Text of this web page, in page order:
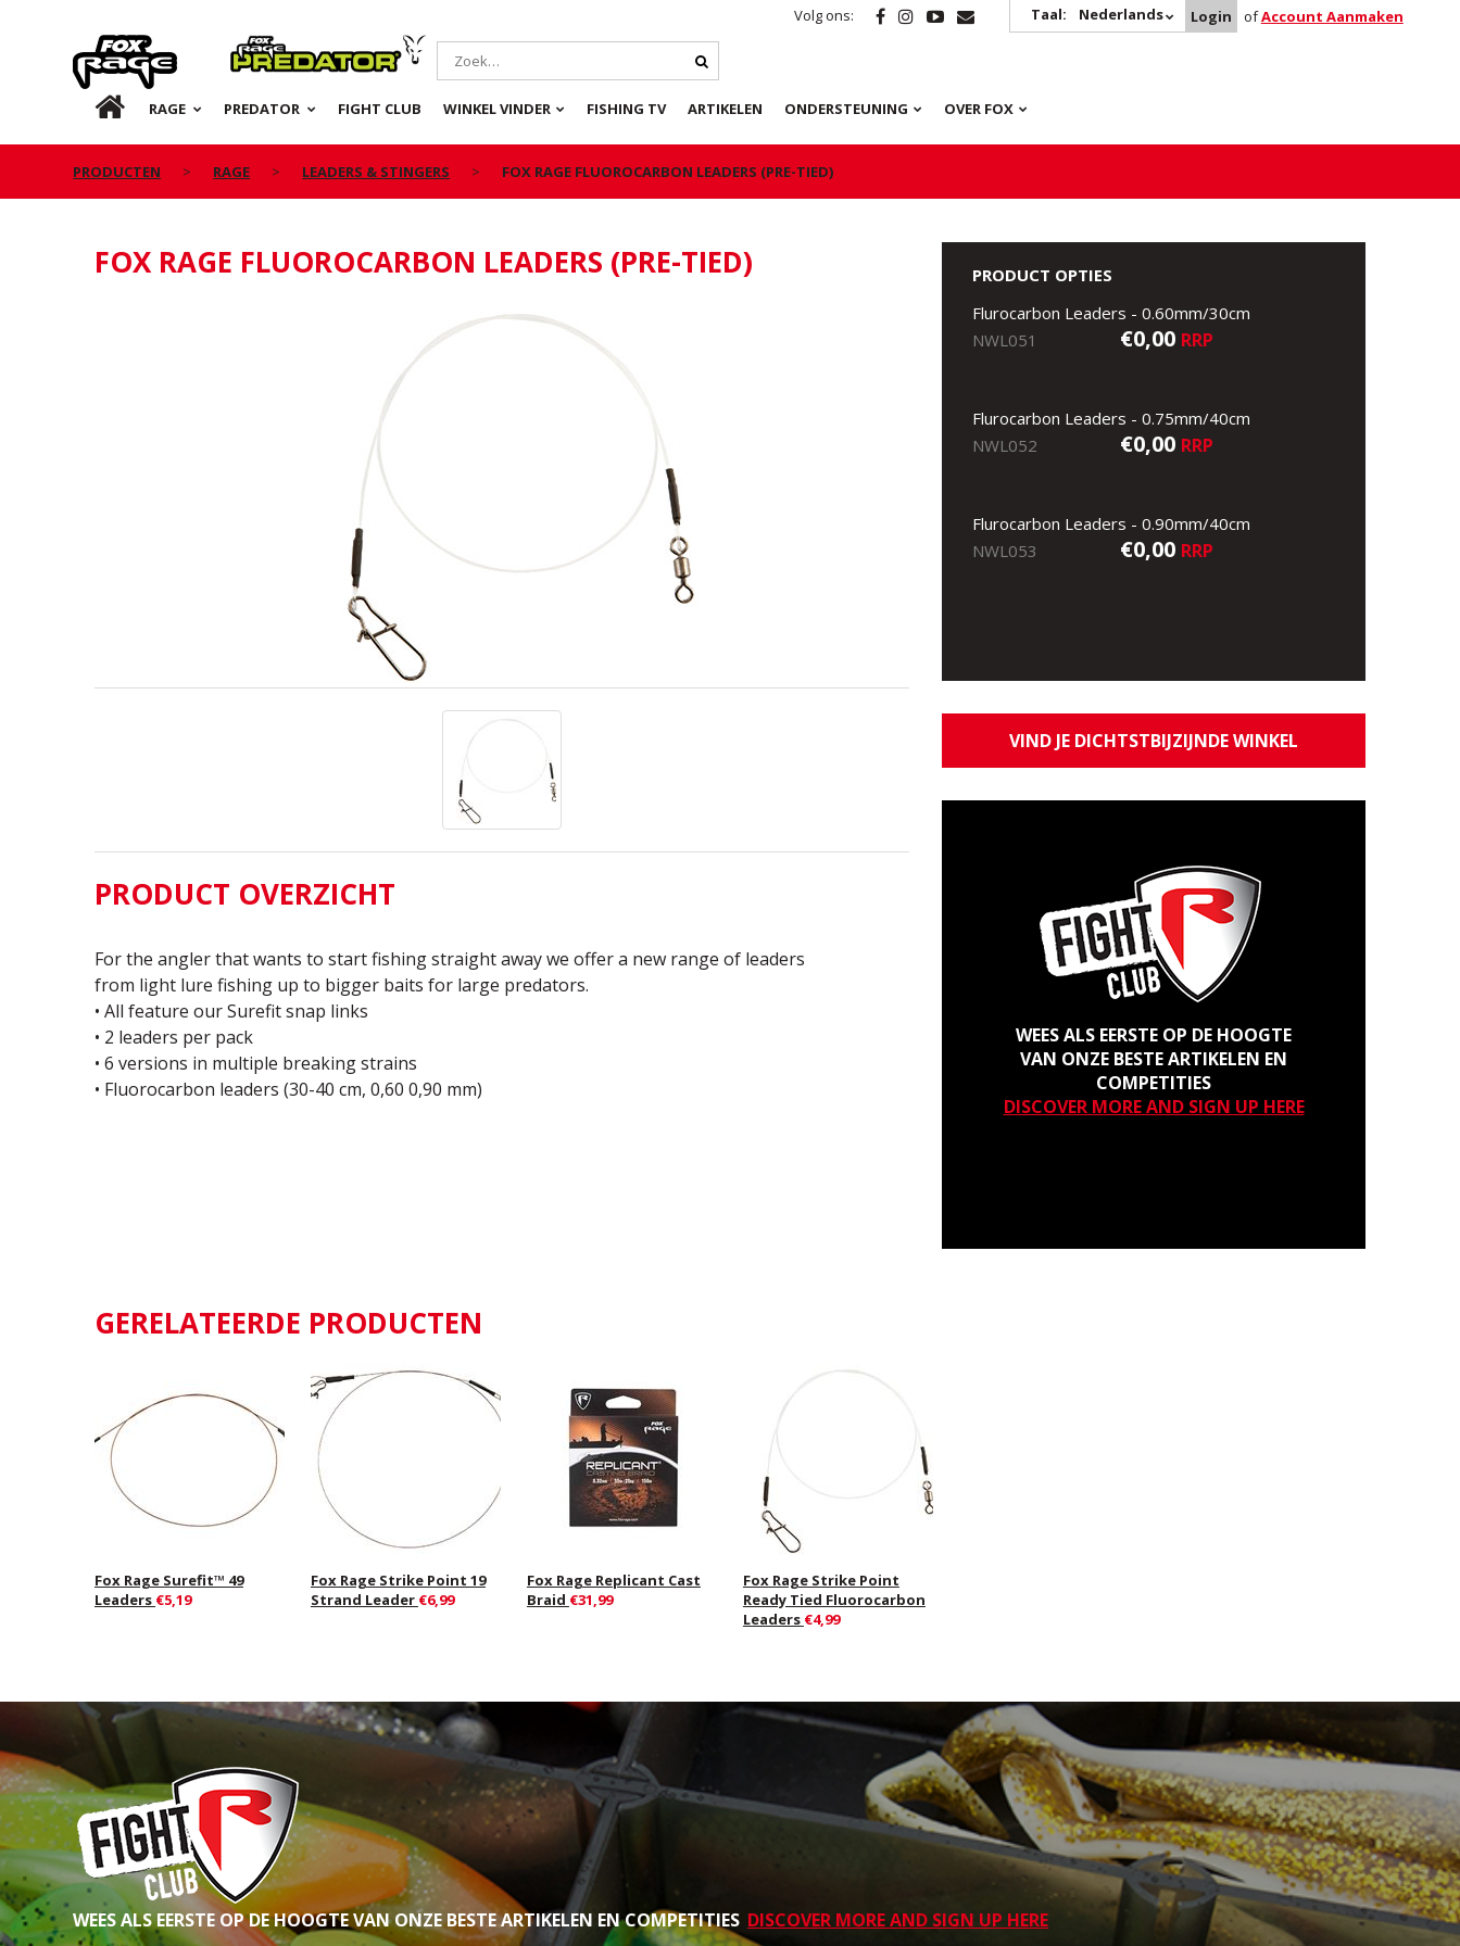
Volg ons: Taal: Nederlands Login ofAccount Aanmaken
Rage Predator
NL RAGE PREDATOR FIGHT CLUB WINKEL VINDER FISHING TV ARTIKELEN ONDERSTEUNING OVER FOX
PRODUCTEN RAGE LEADERS & STINGERS FOX RAGE FLUOROCARBON LEADERS (PRE-TIED)
FOX RAGE FLUOROCARBON LEADERS (PRE-TIED)
PRODUCT OVERZICHT
For the angler that wants to start fishing straight away we offer a new range of leaders
from light lure fishing up to bigger baits for large predators.
• All feature our Surefit snap links
• 2 leaders per pack
• 6 versions in multiple breaking strains
• Fluorocarbon leaders (30-40 cm, 0,60 0,90 mm)
PRODUCT OPTIES
Flurocarbon Leaders - 0.60mm/30cm
NWL051
€0,00 RRP
Flurocarbon Leaders - 0.75mm/40cm
NWL052
€0,00 RRP
Flurocarbon Leaders - 0.90mm/40cm
NWL053
€0,00 RRP
VIND JE DICHTSTBIJZIJNDE WINKEL
WEES ALS EERSTE OP DE HOOGTE
VAN ONZE BESTE ARTIKELEN EN
COMPETITIES
DISCOVER MORE AND SIGN UP HERE
GERELATEERDE PRODUCTEN
Fox Rage Surefit™ 49
Leaders €5,19
Fox Rage Strike Point 19
Strand Leader €6,99
Fox Rage Replicant Cast
Braid €31,99
Fox Rage Strike Point
Ready Tied Fluorocarbon
Leaders €4,99
WEES ALS EERSTE OP DE HOOGTE VAN ONZE BESTE ARTIKELEN EN COMPETITIES DISCOVER MORE AND SIGN UP HERE